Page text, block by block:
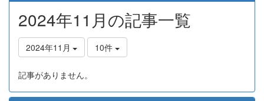
2024年11月の記事一覧
2024年11月 10件
記事がありません。